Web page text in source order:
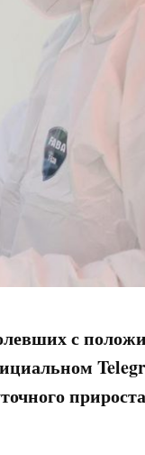
с
прироста